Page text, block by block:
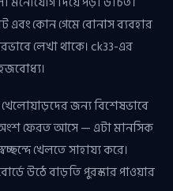
এবং কোন গেমে বোনাস ব্যবহার
লেখা থাকে। ck33-এর
জন্য বিশেষভাবে
অংশ ফেরত আসে — এটা মানসিক
খেলতে সাহায্য করে।
উঠে বাড়তি পুরস্কার পাওয়ার